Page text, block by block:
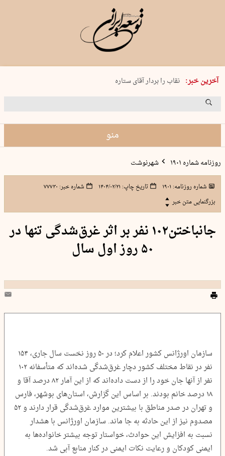
آخرین خبر:
پنجشنبه 15 مرداد 1405 شماره 2243
نقاب را بردار آقای ستاره
کدام فوتبال؟
منو
روزنامه شماره ۱۹۰۱ شهرنوشت
شماره روزنامه: ۱۹۰۱ تاریخ چاپ: ۱۴۰۴/۰۲/۲۱ شماره خبر: ۷۷۷۳۰
بزرگنمایی متن خبر
جانباختن۱۰۲ نفر بر اثر غرق‌شدگی تنها در
۵۰ روز اول سال
سازمان اورژانس کشور اعلام کرد؛ در ۵۰ روز نخست سال جاری، ۱۵۴
نفر در نقاط مختلف کشور دچار غرق‌شدگی شده‌اند که متأسفانه ۱۰۲
نفر از آنها جان خود را از دست داده‌اند که از این آمار ۸۲ درصد آقا و
۱۸ درصد خانم بودند. بر اساس این گزارش، استان‌های بوشهر، فارس
و تهران در صدر مناطق با بیشترین موارد غرق‌شدگی قرار دارند و ۵۲
مصدوم نیز از این حادثه به جا ماند. سازمان اورژانس با هشدار
نسبت به افزایش این حوادث، خواستار توجه بیشتر خانواده‌ها به
ایمنی کودکان و رعایت نکات ایمنی در کنار منابع آبی شد.